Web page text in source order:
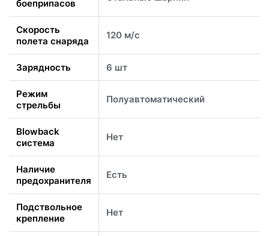
боеприпасов
Скорость
полета снаряда
120 м/с
Зарядность 6 шт
Режим
стрельбы
Полуавтоматический
Blowback
система
Нет
Наличие
предохранителя
Есть
Подствольное
крепление
Нет